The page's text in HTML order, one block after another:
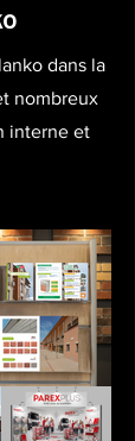
dans la
nombreux
interne et